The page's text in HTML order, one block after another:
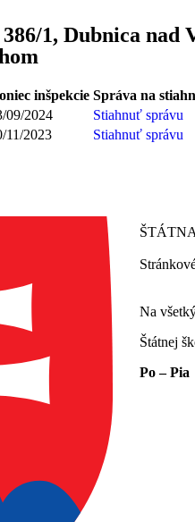
1, Dubnica
inšpekcie Správa na
09/2024
Stiahnuť správu
11/2023 Stiahnuť správu
Na
Štátnej
Po –